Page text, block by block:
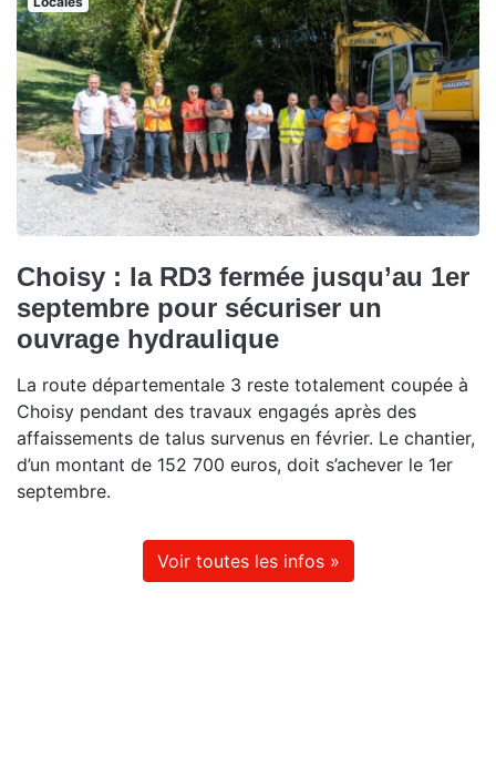
Choisy : la RD3 fermée jusqu’au 1er
septembre pour sécuriser un
ouvrage hydraulique
La route départementale 3 reste totalement coupée à
Choisy pendant des travaux engagés après des
affaissements de talus survenus en février. Le chantier,
d’un montant de 152 700 euros, doit s’achever le 1er
septembre.
Voir toutes les infos »